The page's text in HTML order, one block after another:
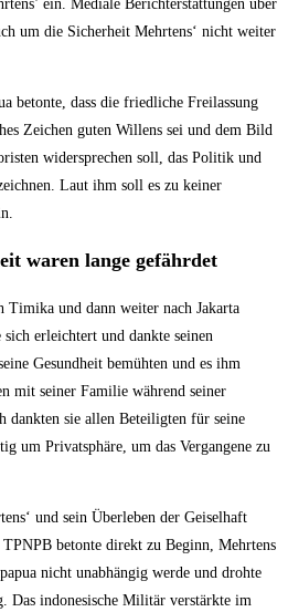
ein. Mediale Berichterstattungen über
um die Sicherheit Mehrtens‘ nicht weiter
betonte, dass die friedliche Freilassung
Zeichen guten Willens sei und dem Bild
widersprechen soll, das Politik und
Laut ihm soll es zu keiner
waren lange gefährdet
Timika und dann weiter nach Jakarta
erleichtert und dankte seinen
Gesundheit bemühten und es ihm
mit seiner Familie während seiner
dankten sie allen Beteiligten für seine
um Privatsphäre, um das Vergangene zu
und sein Überleben der Geiselhaft
betonte direkt zu Beginn, Mehrtens
nicht unabhängig werde und drohte
Das indonesische Militär verstärkte im